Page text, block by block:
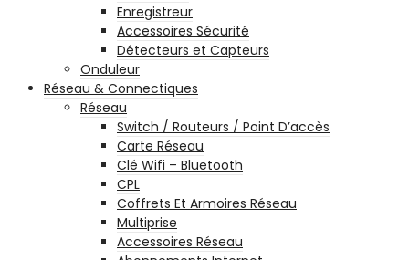
Enregistreur
Accessoires Sécurité
Détecteurs et Capteurs
Onduleur
Réseau & Connectiques
Réseau
Switch / Routeurs / Point D’accès
Carte Réseau
Clé Wifi – Bluetooth
CPL
Coffrets Et Armoires Réseau
Multiprise
Accessoires Réseau